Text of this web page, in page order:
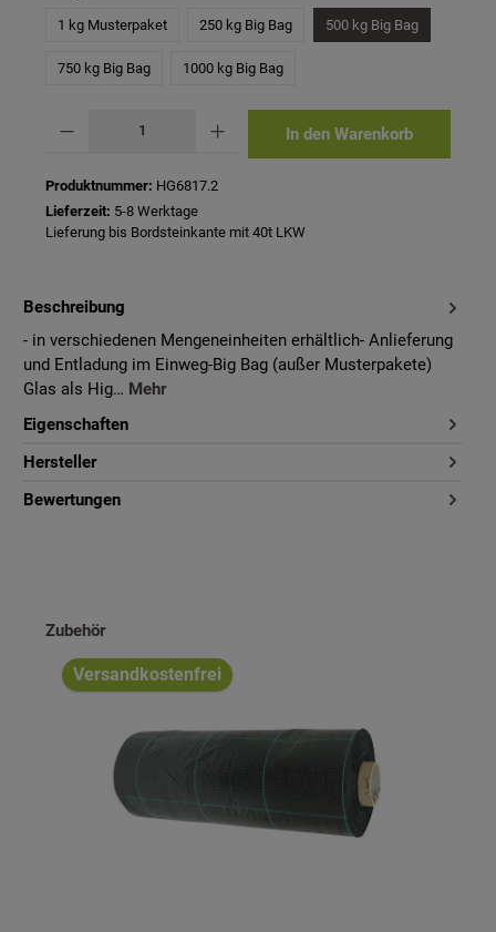
1 kg Musterpaket 250 kg Big Bag 500 kg Big Bag
750 kg Big Bag 1000 kg Big Bag
In den Warenkorb
Produktnummer: HG6817.2
Lieferzeit: 5-8 Werktage
Lieferung bis Bordsteinkante mit 40t LKW
Beschreibung
- in verschiedenen Mengeneinheiten erhältlich- Anlieferung
und Entladung im Einweg-Big Bag (außer Musterpakete)
Glas als Hig… Mehr
Eigenschaften
Hersteller
Bewertungen
Produktgalerie überspringen
Zubehör
Versandkostenfrei